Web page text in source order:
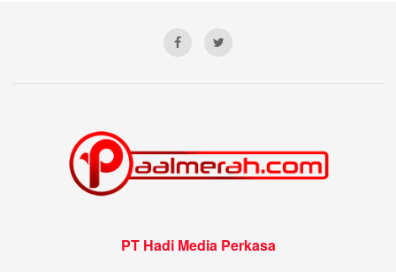
PT Hadi Media Perkasa